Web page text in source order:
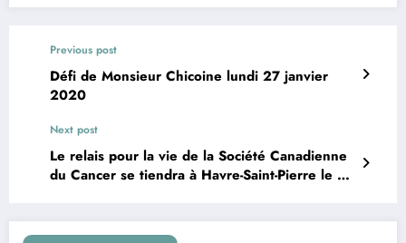
Previous post
Défi de Monsieur Chicoine lundi 27 janvier
2020
Next post
Le relais pour la vie de la Société Canadienne
du Cancer se tiendra à Havre-Saint-Pierre le 12